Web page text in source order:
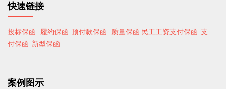
快速链接
投标保函 履约保函 预付款保函 质量保函 民工工资支付保函 支
付保函 新型保函
案例图示